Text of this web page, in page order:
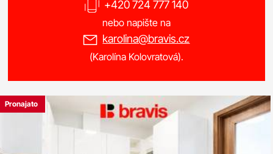
+420 724 777 140
nebo napište na
karolina@bravis.cz
(Karolína Kolovratová).
Pronajato